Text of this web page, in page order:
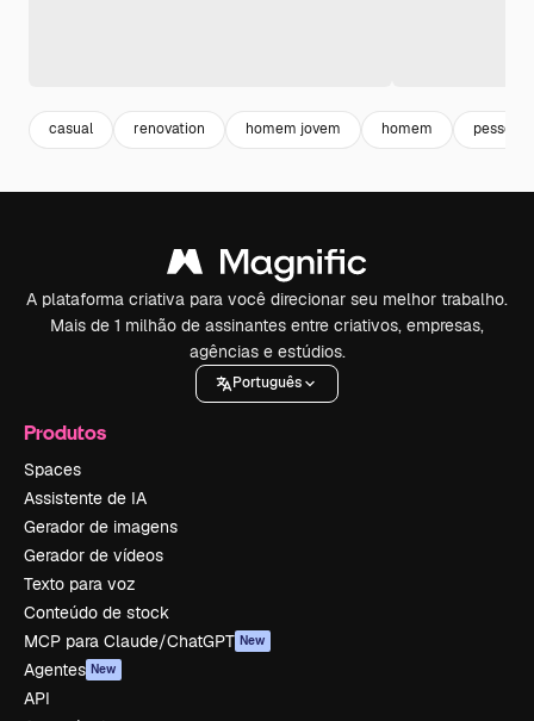
casual renovation homem jovem homem pessoas
A plataforma criativa para você direcionar seu melhor trabalho.
Mais de 1 milhão de assinantes entre criativos, empresas,
agências e estúdios.
Português
Produtos
Spaces
Assistente de IA
Gerador de imagens
Gerador de vídeos
Texto para voz
Conteúdo de stock
MCP para Claude/ChatGPT New
Agentes New
API